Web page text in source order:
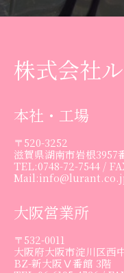
株式会社
本社・工場
〒520-3252
滋賀県湖南市岩根3957
TEL:0748-72-7544 /
大阪営業所
〒532-0011
大阪府大阪市淀川区西
BZ-新大阪Ⅴ番館 3階